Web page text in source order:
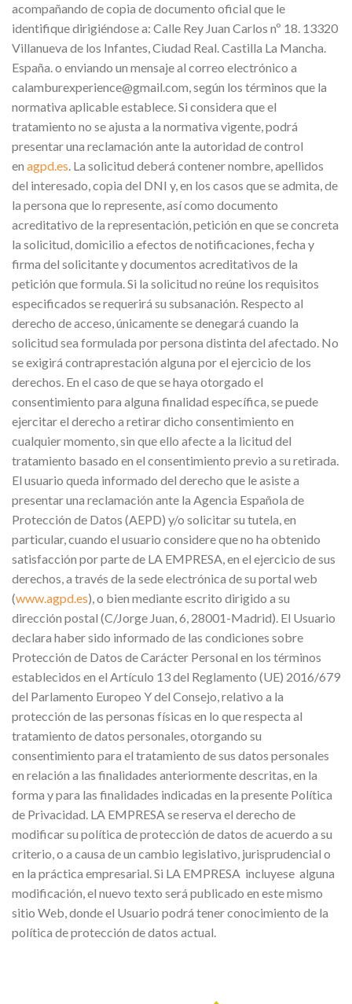
acompañando de copia de documento oficial que le
identifique dirigiéndose a: Calle Rey Juan Carlos nº 18. 13320
Villanueva de los Infantes, Ciudad Real. Castilla La Mancha.
España. o enviando un mensaje al correo electrónico a
calamburexperience@gmail.com, según los términos que la
normativa aplicable establece. Si considera que el
tratamiento no se ajusta a la normativa vigente, podrá
presentar una reclamación ante la autoridad de control
en agpd.es. La solicitud deberá contener nombre, apellidos
del interesado, copia del DNI y, en los casos que se admita, de
la persona que lo represente, así como documento
acreditativo de la representación, petición en que se concreta
la solicitud, domicilio a efectos de notificaciones, fecha y
firma del solicitante y documentos acreditativos de la
petición que formula. Si la solicitud no reúne los requisitos
especificados se requerirá su subsanación. Respecto al
derecho de acceso, únicamente se denegará cuando la
solicitud sea formulada por persona distinta del afectado. No
se exigirá contraprestación alguna por el ejercicio de los
derechos. En el caso de que se haya otorgado el
consentimiento para alguna finalidad específica, se puede
ejercitar el derecho a retirar dicho consentimiento en
cualquier momento, sin que ello afecte a la licitud del
tratamiento basado en el consentimiento previo a su retirada.
El usuario queda informado del derecho que le asiste a
presentar una reclamación ante la Agencia Española de
Protección de Datos (AEPD) y/o solicitar su tutela, en
particular, cuando el usuario considere que no ha obtenido
satisfacción por parte de LA EMPRESA, en el ejercicio de sus
derechos, a través de la sede electrónica de su portal web
(www.agpd.es), o bien mediante escrito dirigido a su
dirección postal (C/Jorge Juan, 6, 28001-Madrid). El Usuario
declara haber sido informado de las condiciones sobre
Protección de Datos de Carácter Personal en los términos
establecidos en el Artículo 13 del Reglamento (UE) 2016/679
del Parlamento Europeo Y del Consejo, relativo a la
protección de las personas físicas en lo que respecta al
tratamiento de datos personales, otorgando su
consentimiento para el tratamiento de sus datos personales
en relación a las finalidades anteriormente descritas, en la
forma y para las finalidades indicadas en la presente Política
de Privacidad. LA EMPRESA se reserva el derecho de
modificar su política de protección de datos de acuerdo a su
criterio, o a causa de un cambio legislativo, jurisprudencial o
en la práctica empresarial. Si LA EMPRESA incluyese alguna
modificación, el nuevo texto será publicado en este mismo
sitio Web, donde el Usuario podrá tener conocimiento de la
política de protección de datos actual.